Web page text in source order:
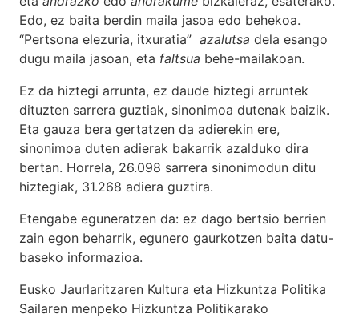
Edo, ez baita berdin maila jasoa edo behekoa.
“Pertsona elezuria, itxuratia” azalutsa dela esango
dugu maila jasoan, eta faltsua behe-mailakoan.
Ez da hiztegi arrunta, ez daude hiztegi arruntek
dituzten sarrera guztiak, sinonimoa dutenak baizik.
Eta gauza bera gertatzen da adierekin ere,
sinonimoa duten adierak bakarrik azalduko dira
bertan. Horrela, 26.098 sarrera sinonimodun ditu
hiztegiak, 31.268 adiera guztira.
Etengabe eguneratzen da: ez dago bertsio berrien
zain egon beharrik, egunero gaurkotzen baita datu-
baseko informazioa.
Eusko Jaurlaritzaren Kultura eta Hizkuntza Politika
Sailaren menpeko Hizkuntza Politikarako